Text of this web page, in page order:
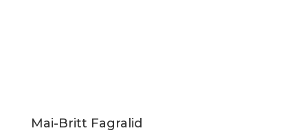
Mai-Britt Fagralid